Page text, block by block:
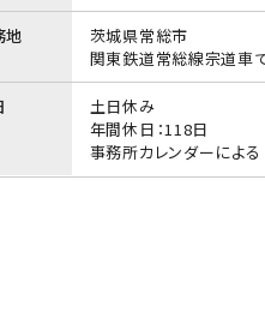
地
茨城県常総市
関東鉄道常総線宗道車
土日休み
年間休日：118日
事務所カレンダーによる